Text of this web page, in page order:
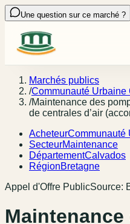
Une question sur ce marché ?
Marchés publics
/Communauté Urbaine
/Maintenance des
de centrales d’air
AcheteurCommunauté
SecteurMaintenance
DépartementCalvados
RégionBretagne
Appel d'Offre PublicSource: